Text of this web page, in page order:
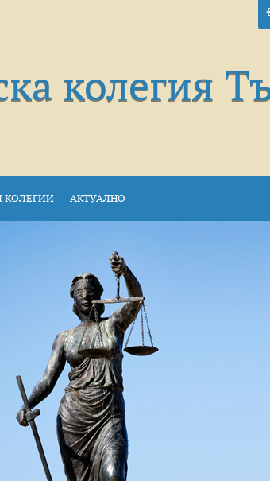
колегия
КОЛЕГИИ АКТУАЛНО